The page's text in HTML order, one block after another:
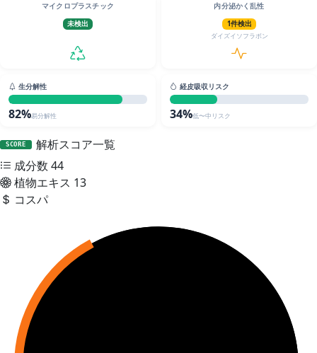
マイクロプラスチック
未検出
内分泌かく乱性
1件検出
ダイズイソフラボン
生分解性
82%易分解性
経皮吸収リスク
34%低〜中リスク
SCORE
解析スコア一覧
成分数 44
植物エキス 13
コスパ